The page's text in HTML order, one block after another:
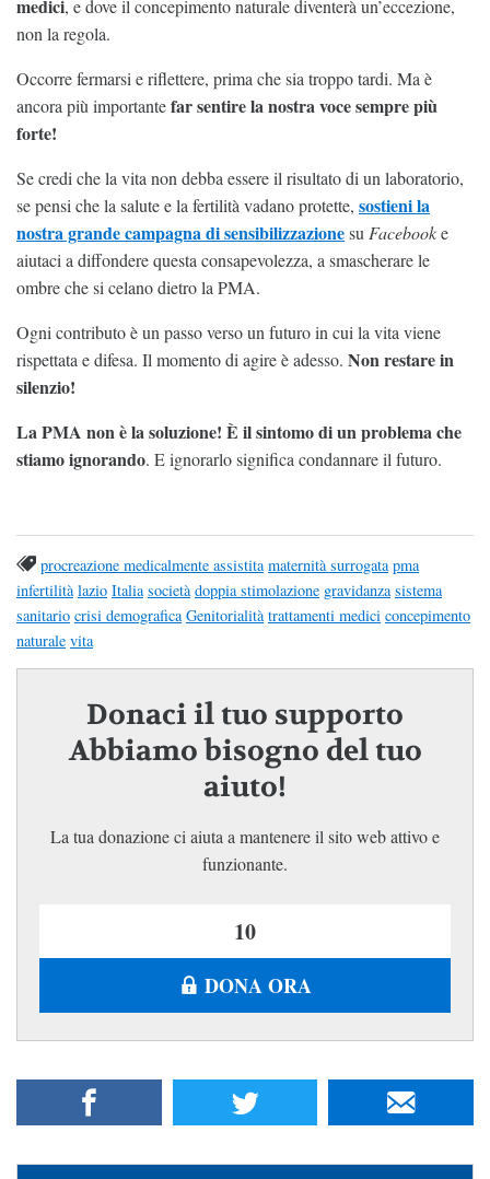
medici, e dove il concepimento naturale diventerà un’eccezione,
non la regola.
Occorre fermarsi e riflettere, prima che sia troppo tardi. Ma è
ancora più importantefar sentire la nostra voce sempre più
forte!
Se credi che la vita non debba essere il risultato di un laboratorio,
se pensi che la salute e la fertilità vadano protette, sostieni la
nostra grande campagna di sensibilizzazionesuFacebooke
aiutaci a diffondere questa consapevolezza, a smascherare le
ombre che si celano dietro la PMA.
Ogni contributo è un passo verso un futuro in cui la vita viene
rispettata e difesa. Il momento di agire è adesso. Non restare in
silenzio!
La PMA non è la soluzione! È il sintomo di un problema che
stiamo ignorando. E ignorarlo significa condannare il futuro.
procreazione medicalmente assistita maternità surrogata pma
infertilità lazio Italia società doppia stimolazione gravidanza sistema
sanitario crisi demografica Genitorialità trattamenti medici concepimento
naturale vita
Donaci il tuo supporto
Abbiamo bisogno del tuo
aiuto!
La tua donazione ci aiuta a mantenere il sito web attivo e
funzionante.
DONA ORA